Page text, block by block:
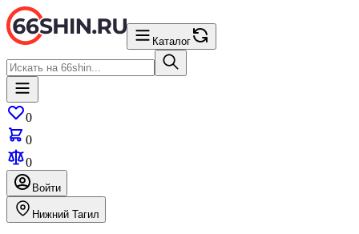
Каталог
0
0
0
Войти
Нижний Тагил